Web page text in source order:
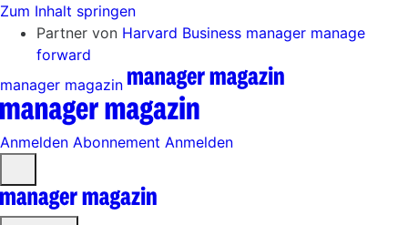
Zum Inhalt springen
Partner von Harvard Business manager manage
forward
manager magazin
Anmelden Abonnement Anmelden
öffnen